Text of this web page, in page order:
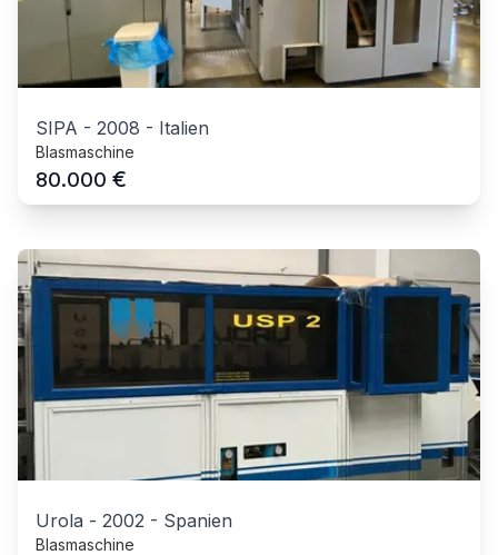
SIPA - 2008 - Italien
Blasmaschine
80.000 €
Urola - 2002 - Spanien
Blasmaschine